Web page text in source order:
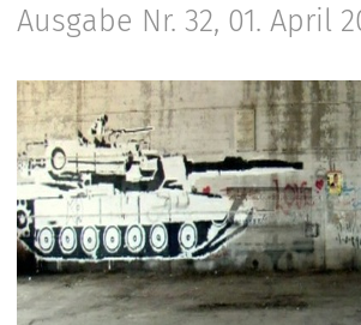
Ausgabe Nr. 32, 01. April